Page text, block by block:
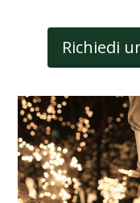
Richiedi